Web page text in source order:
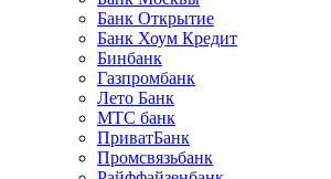
Банк Открытие
Банк Хоум Кредит
Бинбанк
Газпромбанк
Лето Банк
МТС банк
ПриватБанк
Промсвязьбанк